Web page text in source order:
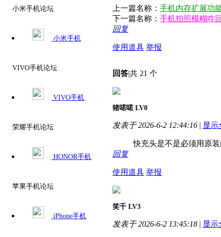
小米手机论坛
小米手机
VIVO手机论坛
VIVO手机
荣耀手机论坛
HONOR手机
苹果手机论坛
iPhone手机
上一篇名称： 手机内存扩展功
下一篇名称： 手机拍照模糊咋
回复
使用道具 举报
回答|共 21 个
猪喏喏 LV0
发表于 2026-6-2 12:44:16 | 显示
快充头是不是必须用原
回复
使用道具 举报
笑千 LV3
发表于 2026-6-2 13:45:18 | 显示